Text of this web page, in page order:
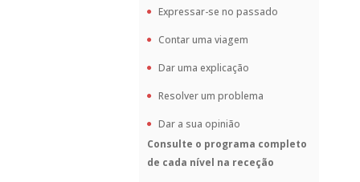
Expressar-se no passado
Contar uma viagem
Dar uma explicação
Resolver um problema
Dar a sua opinião
Consulte o programa completo
de cada nível na receção